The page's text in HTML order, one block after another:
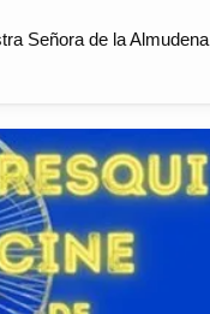
Señora de la Almudena